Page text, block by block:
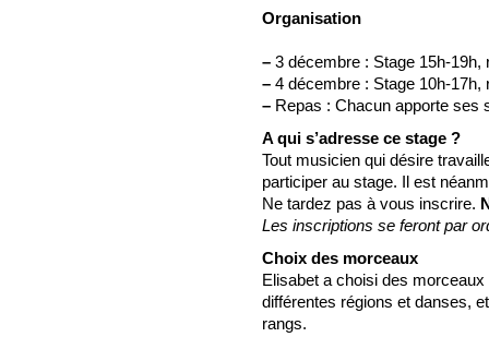
Organisation
– 3 décembre : Stage 15h-19h,
– 4 décembre : Stage 10h-17h,
– Repas : Chacun apporte ses
A qui s’adresse ce stage ?
Tout musicien qui désire
participer au stage. Il est
Ne tardez pas à vous inscrire.
Les inscriptions se feront par
Choix des morceaux
Elisabet a choisi des
différentes régions et danses,
rangs.